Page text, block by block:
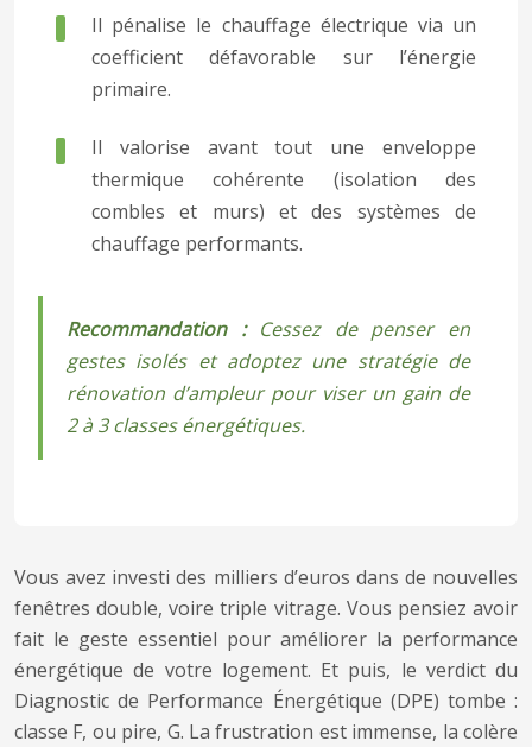
Il pénalise le chauffage électrique via un
coefficient défavorable sur l’énergie
primaire.
Il valorise avant tout une enveloppe
thermique cohérente (isolation des
combles et murs) et des systèmes de
chauffage performants.
Recommandation :Cessez de penser en
gestes isolés et adoptez une stratégie de
rénovation d’ampleur pour viser un gain de
2 à 3 classes énergétiques.
Vous avez investi des milliers d’euros dans de nouvelles
fenêtres double, voire triple vitrage. Vous pensiez avoir
fait le geste essentiel pour améliorer la performance
énergétique de votre logement. Et puis, le verdict du
Diagnostic de Performance Énergétique (DPE) tombe :
classe F, ou pire, G. La frustration est immense, la colère